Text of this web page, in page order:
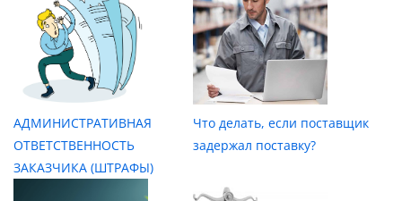
АДМИНИСТРАТИВНАЯ
ОТВЕТСТВЕННОСТЬ
ЗАКАЗЧИКА (ШТРАФЫ)
Что делать, если поставщик
задержал поставку?